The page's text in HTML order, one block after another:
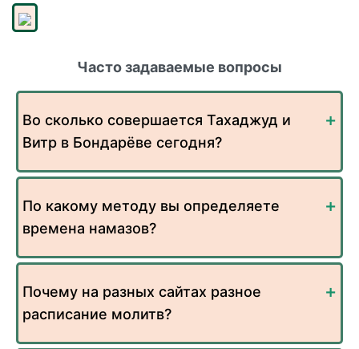
Часто задаваемые вопросы
Во сколько совершается Тахаджуд и
Витр в Бондарёве сегодня?
По какому методу вы определяете
времена намазов?
Почему на разных сайтах разное
расписание молитв?